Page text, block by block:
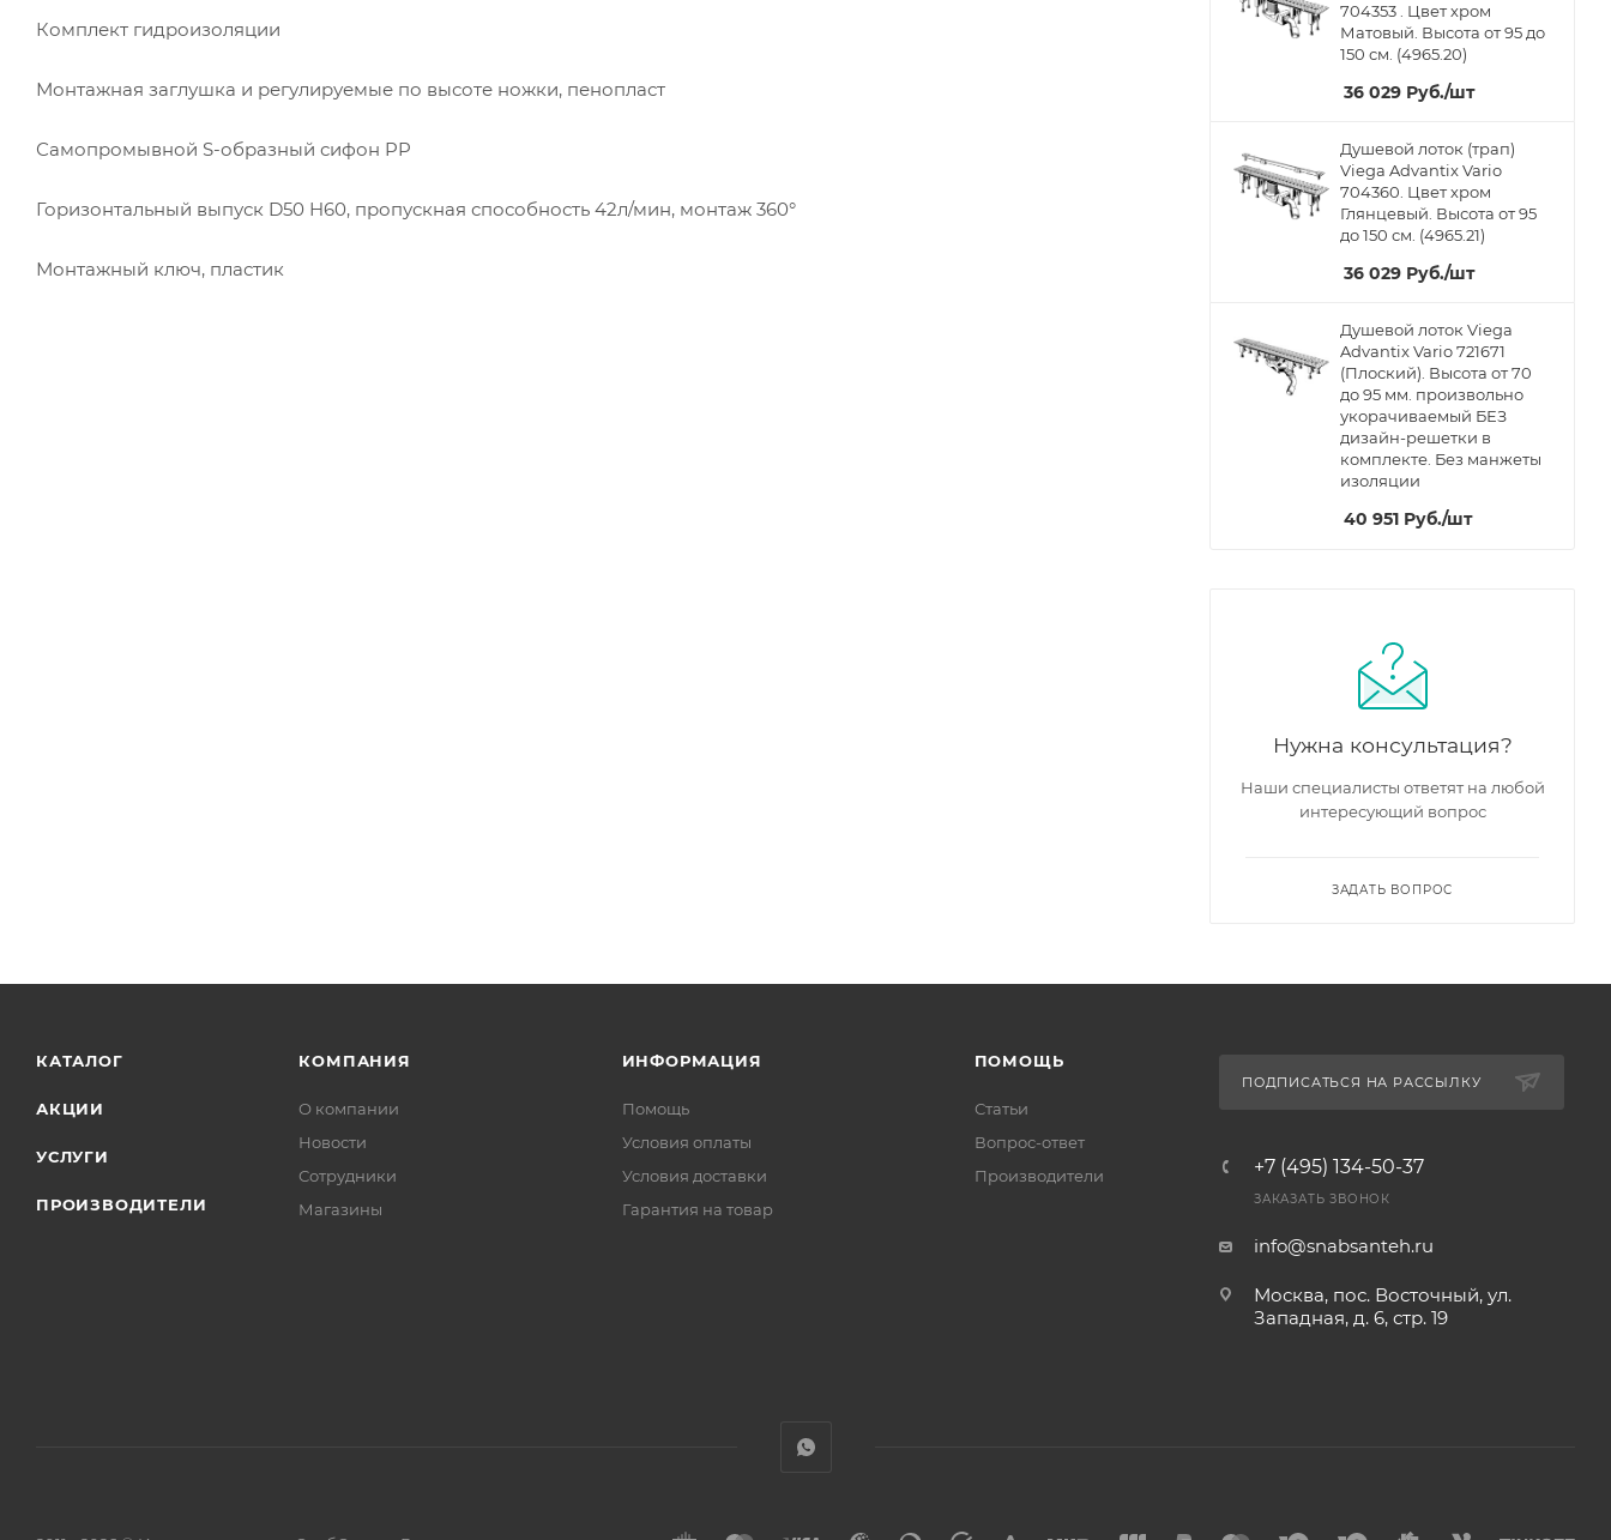
Комплект гидроизоляции
Монтажная заглушка и регулируемые по высоте ножки, пенопласт
Самопромывной S-образный сифон PP
Горизонтальный выпуск D50 H60, пропускная способность 42л/мин, монтаж 360°
Монтажный ключ, пластик
704353 . Цвет хром
Матовый. Высота от 95 до
150 см. (4965.20)
36 029 Руб./шт
Душевой лоток (трап)
Viega Advantix Vario
704360. Цвет хром
Глянцевый. Высота от 95
до 150 см. (4965.21)
36 029 Руб./шт
Душевой лоток Viega
Advantix Vario 721671
(Плоский). Высота от 70
до 95 мм. произвольно
укорачиваемый БЕЗ
дизайн-решетки в
комплекте. Без манжеты
изоляции
40 951 Руб./шт
Нужна консультация?
Наши специалисты ответят на любой
интересующий вопрос
ЗАДАТЬ ВОПРОС
КАТАЛОГ
АКЦИИ
УСЛУГИ
ПРОИЗВОДИТЕЛИ
КОМПАНИЯ
О компании
Новости
Сотрудники
Магазины
ИНФОРМАЦИЯ
Помощь
Условия оплаты
Условия доставки
Гарантия на товар
ПОМОЩЬ
Статьи
Вопрос-ответ
Производители
ПОДПИСАТЬСЯ НА РАССЫЛКУ
+7 (495) 134-50-37
ЗАКАЗАТЬ ЗВОНОК
info@snabsanteh.ru
Москва, пос. Восточный, ул.
Западная, д. 6, стр. 19